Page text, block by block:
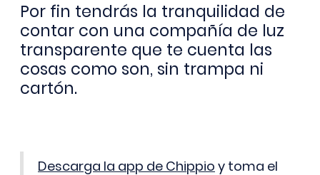
Por fin tendrás la tranquilidad de
contar con una compañía de luz
transparente que te cuenta las
cosas como son, sin trampa ni
cartón.
Descarga la app de Chippio y toma el